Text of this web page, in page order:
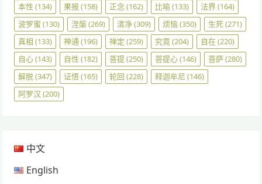
本性 (134) 果报 (158) 正念(162) 比喻(133) 法界(164)
波罗蜜 (130) 涅槃(269) 清净(309) 烦恼(350) 生死(271)
真相 (133) 神通 (196) 禅定 (259) 究竟(204) 自在(220)
自心(143) 自性 (182) 菩提(250) 菩提心(146) 菩萨(280)
解脱 (347) 证悟(165) 轮回 (228) 释迦牟尼 (146)
阿罗汉 (200)
中文
English